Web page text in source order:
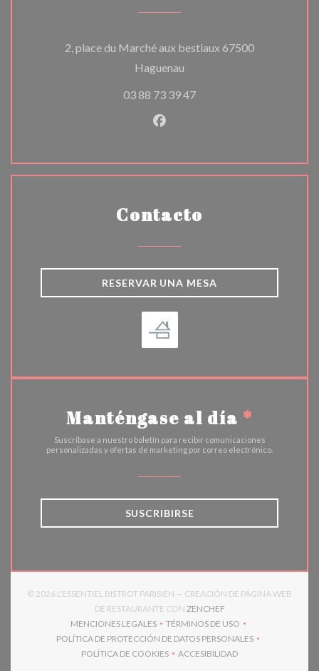
2, place du Marché aux bestiaux 67500
Haguenau
03 88 73 39 47
Facebook ((abre en una
Contacto
RESERVAR UNA MESA
Manténgase al día *
Suscríbase a nuestro boletín para recibir comunicaciones
personalizadas y ofertas de marketing por correo electrónico.
SUSCRIBIRSE
© 2026 L'ESSENTIEL BISTROT PARISIEN — CREACIÓN DE PÁGINA WEB
DE RESTAURANTE CON ZENCHEF((ABRE EN UNA NUEVA
MENCIONES LEGALES
((ABRE EN UNA NUEVA VENTANA))
TÉRMINOS DE USO
((ABRE EN UNA NUEVA
POLÍTICA DE PROTECCIÓN DE DATOS PERSONALES
((ABRE EN UNA NUEVA VENTANA))
POLÍTICA DE COOKIES
((ABRE EN UNA NUEVA VENTANA))
ACCESIBILIDAD
((ABRE EN UNA NUEVA